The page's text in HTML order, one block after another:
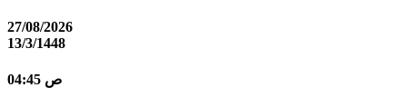
27/08/2026
13/3/1448
04:45 ص